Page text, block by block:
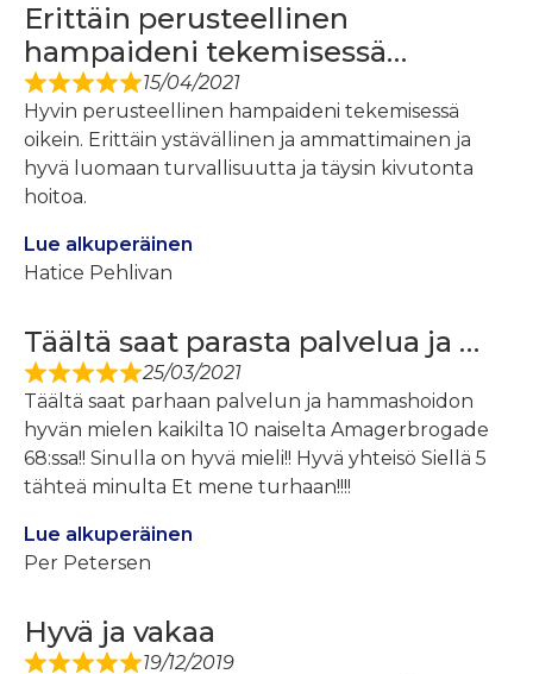
Erittäin perusteellinen
hampaideni tekemisessä…
15/04/2021
Hyvin perusteellinen hampaideni tekemisessä
oikein. Erittäin ystävällinen ja ammattimainen ja
hyvä luomaan turvallisuutta ja täysin kivutonta
hoitoa.
Lue alkuperäinen
Hatice Pehlivan
Täältä saat parasta palvelua ja …
25/03/2021
Täältä saat parhaan palvelun ja hammashoidon
hyvän mielen kaikilta 10 naiselta Amagerbrogade
68:ssa!! Sinulla on hyvä mieli!! Hyvä yhteisö Siellä 5
tähteä minulta Et mene turhaan!!!!
Lue alkuperäinen
Per Petersen
Hyvä ja vakaa
19/12/2019